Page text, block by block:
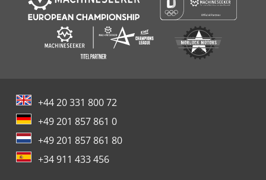
+44 20 331 800 72
+49 201 857 861 0
+49 201 857 861 80
+34 911 433 456